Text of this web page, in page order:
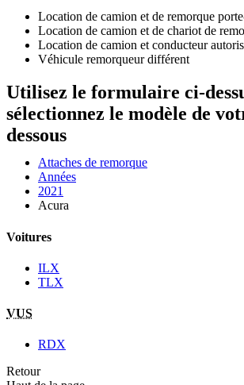
Location de camion et de remorque
Location de camion et de chariot de
Location de camion et conducteur
Véhicule remorqueur différent
Utilisez le formulaire ci-
sélectionnez le modèle de
dessous
Attaches de remorque
Années
2021
Acura
Voitures
ILX
TLX
VUS
RDX
Retour